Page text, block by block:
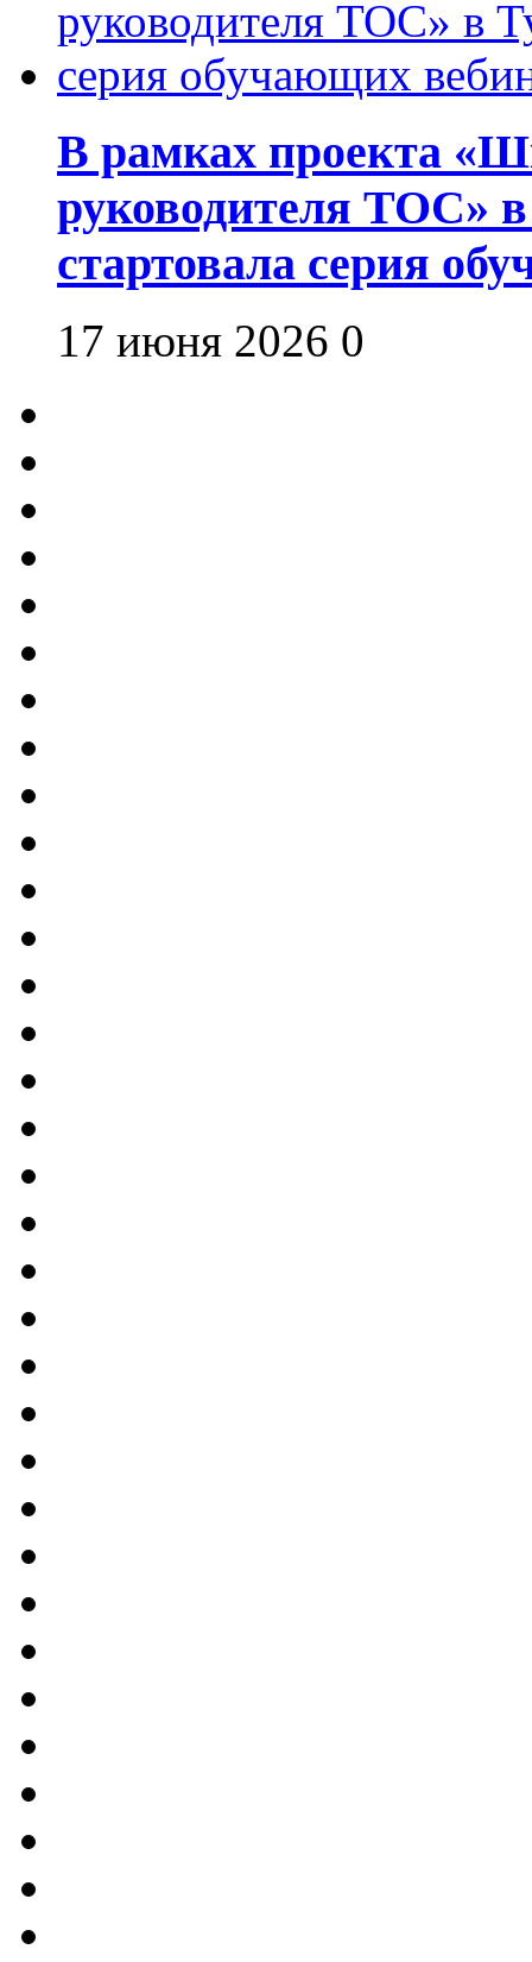
В рамках проекта
руководителя ТОС»
стартовала серия
17 июня 2026 0